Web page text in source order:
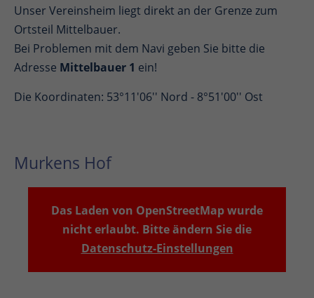
Unser Vereinsheim liegt direkt an der Grenze zum
Ortsteil Mittelbauer.
Bei Problemen mit dem Navi geben Sie bitte die
Adresse Mittelbauer 1 ein!
Die Koordinaten: 53°11'06'' Nord - 8°51'00'' Ost
Murkens Hof
Das Laden von OpenStreetMap wurde
nicht erlaubt. Bitte ändern Sie die
Datenschutz-Einstellungen